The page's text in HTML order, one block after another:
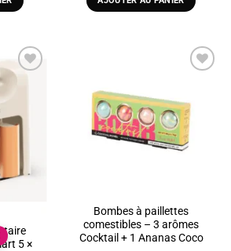
€.
6,99 €.
TO
5 ×
WISHLIST
Bombes à paillettes
comestibles – 3 arômes
Cocktail + 1 Ananas Coco